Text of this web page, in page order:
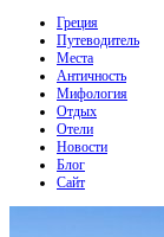
Греция
Путеводитель
Места
Античность
Мифология
Отдых
Отели
Новости
Блог
Сайт